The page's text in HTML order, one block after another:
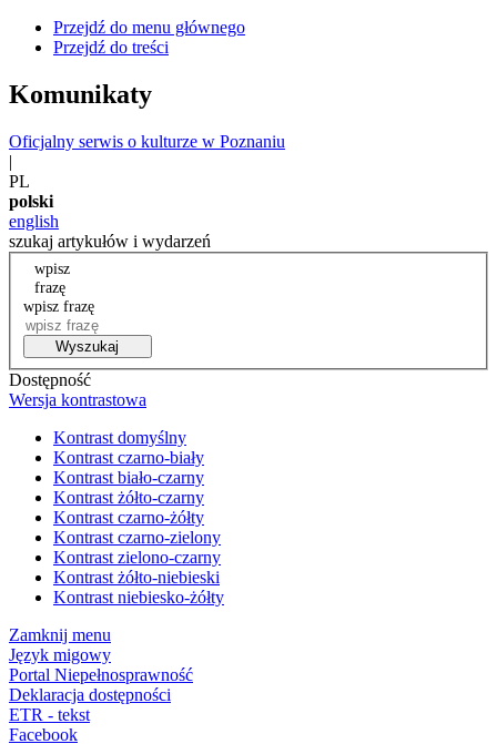
Przejdź do menu głównego
Przejdź do treści
Komunikaty
Oficjalny serwis o kulturze w Poznaniu
|
PL
polski
english
szukaj artykułów i wydarzeń
wpisz
frazę
wpisz frazę
Wyszukaj
Dostępność
Wersja kontrastowa
Kontrast domyślny
Kontrast czarno-biały
Kontrast biało-czarny
Kontrast żółto-czarny
Kontrast czarno-żółty
Kontrast czarno-zielony
Kontrast zielono-czarny
Kontrast żółto-niebieski
Kontrast niebiesko-żółty
Zamknij menu
Język migowy
Portal Niepełnosprawność
Deklaracja dostępności
ETR - tekst
Facebook